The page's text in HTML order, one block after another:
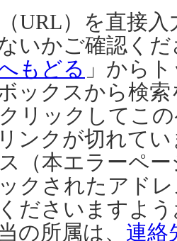
URL）を直接
いかご確認く
もどる 」から
ックスから検
リックしてこ
ンクが切れて
（本エラーペ
クされたアド
ださいますよ
の所属は、 連絡